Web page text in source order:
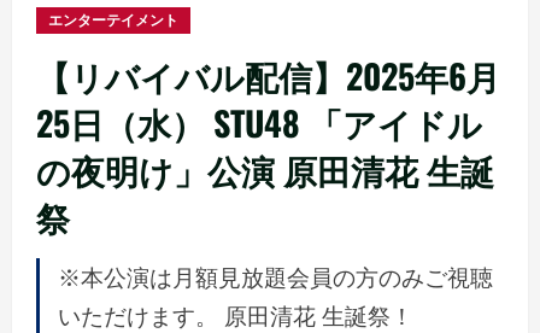
エンターテイメント
【リバイバル配信】2025年6月
25日（水） STU48 「アイドル
の夜明け」公演 原田清花 生誕
祭
※本公演は月額見放題会員の方のみご視聴
いただけます。 原田清花 生誕祭！